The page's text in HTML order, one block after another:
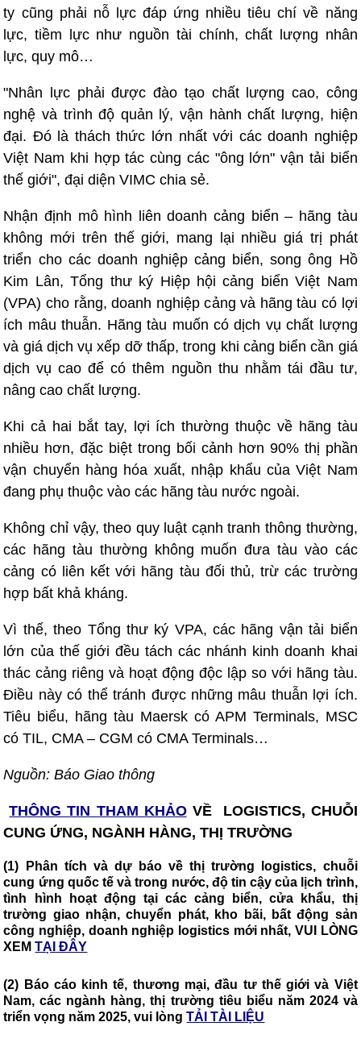
ty cũng phải nỗ lực đáp ứng nhiều tiêu chí về năng
lực, tiềm lực như nguồn tài chính, chất lượng nhân
lực, quy mô…
"Nhân lực phải được đào tạo chất lượng cao, công
nghệ và trình độ quản lý, vận hành chất lượng, hiện
đại. Đó là thách thức lớn nhất với các doanh nghiệp
Việt Nam khi hợp tác cùng các "ông lớn" vận tải biển
thế giới", đại diện VIMC chia sẻ.
Nhận định mô hình liên doanh cảng biển – hãng tàu
không mới trên thế giới, mang lại nhiều giá trị phát
triển cho các doanh nghiệp cảng biển, song ông Hồ
Kim Lân, Tổng thư ký Hiệp hội cảng biển Việt Nam
(VPA) cho rằng, doanh nghiệp cảng và hãng tàu có lợi
ích mâu thuẫn. Hãng tàu muốn có dịch vụ chất lượng
và giá dịch vụ xếp dỡ thấp, trong khi cảng biển cần giá
dịch vụ cao để có thêm nguồn thu nhằm tái đầu tư,
nâng cao chất lượng.
Khi cả hai bắt tay, lợi ích thường thuộc về hãng tàu
nhiều hơn, đặc biệt trong bối cảnh hơn 90% thị phần
vận chuyển hàng hóa xuất, nhập khẩu của Việt Nam
đang phụ thuộc vào các hãng tàu nước ngoài.
Không chỉ vậy, theo quy luật cạnh tranh thông thường,
các hãng tàu thường không muốn đưa tàu vào các
cảng có liên kết với hãng tàu đối thủ, trừ các trường
hợp bất khả kháng.
Vì thế, theo Tổng thư ký VPA, các hãng vận tải biển
lớn của thế giới đều tách các nhánh kinh doanh khai
thác cảng riêng và hoạt động độc lập so với hãng tàu.
Điều này có thể tránh được những mâu thuẫn lợi ích.
Tiêu biểu, hãng tàu Maersk có APM Terminals, MSC
có TIL, CMA – CGM có CMA Terminals…
Nguồn: Báo Giao thông
THÔNG TIN THAM KHẢOVỀ LOGISTICS, CHUỖI
CUNG ỨNG, NGÀNH HÀNG, THỊ TRƯỜNG
(1) Phân tích và dự báo về thị trường logistics, chuỗi
cung ứng quốc tế và trong nước, độ tin cậy của lịch trình,
tình hình hoạt động tại các cảng biển, cửa khẩu, thị
trường giao nhận, chuyển phát, kho bãi, bất động sản
công nghiệp, doanh nghiệp logistics mới nhất, VUI LÒNG
XEM TẠI ĐÂY
(2) Báo cáo kinh tế, thương mại, đầu tư thế giới và Việt
Nam, các ngành hàng, thị trường tiêu biểu năm 2024 và
triển vọng năm 2025, vui lòngTẢI TÀI LIỆU